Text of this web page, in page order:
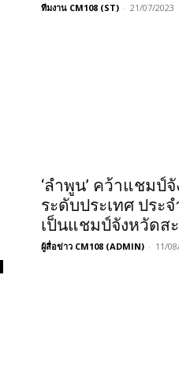
ทีมงาน CM108 (ST) - 21/07/2023
‘ลำพูน’ คว้าแชมป์
ระดับประเทศ ประ
เป็นแชมป์จังหวัดส
ผู้สื่อข่าว CM108 (ADMIN) - 11/